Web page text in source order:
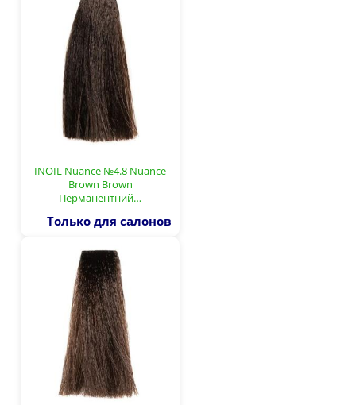
INOIL Nuance №4.8 Nuance
Brown Brown
Перманентний…
Только для салонов